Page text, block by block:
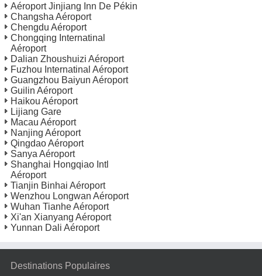
Aéroport Jinjiang Inn De Pékin
Changsha Aéroport
Chengdu Aéroport
Chongqing Internatinal
Aéroport
Dalian Zhoushuizi Aéroport
Fuzhou Internatinal Aéroport
Guangzhou Baiyun Aéroport
Guilin Aéroport
Haikou Aéroport
Lijiang Gare
Macau Aéroport
Nanjing Aéroport
Qingdao Aéroport
Sanya Aéroport
Shanghai Hongqiao Intl
Aéroport
Tianjin Binhai Aéroport
Wenzhou Longwan Aéroport
Wuhan Tianhe Aéroport
Xi'an Xianyang Aéroport
Yunnan Dali Aéroport
Destinations Populaires